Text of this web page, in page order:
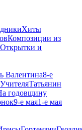
Хиты
Композиции из
Открытки и
Валентина8-е
Татьянин
годовщину
9-е мая1-е мая